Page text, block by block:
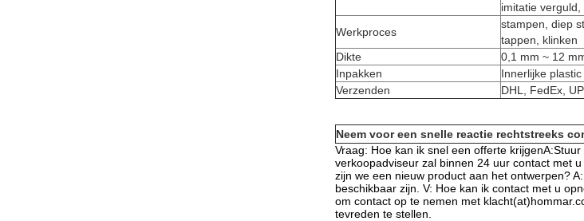
imitatie verguld,
Werkproces
stampen, diep
tappen, klinken
Dikte
0,1 mm ~ 12
Inpakken
Innerlijke
Verzenden
DHL, FedEx,
Neem voor een snelle reactie rechtstreeks
Vraag: Hoe kan ik snel een offerte
verkoopadviseur zal binnen 24 uur contact met
zijn we een nieuw product aan het ontwerpen?
beschikbaar zijn. V: Hoe kan ik contact met u
om contact op te nemen met
tevreden te stellen.